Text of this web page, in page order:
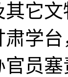
它
学
官员